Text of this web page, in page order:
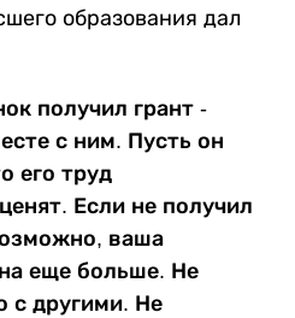
образования дал
получил грант -
с ним. Пусть он
его труд
Если не получил
ваша
еще больше. Не
с другими. Не